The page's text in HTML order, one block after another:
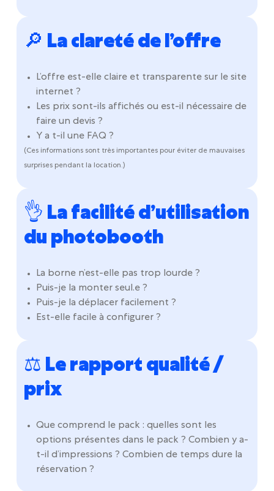
🔎 La clareté de l’offre
L’offre est-elle claire et transparente sur le site
internet ?
Les prix sont-ils affichés ou est-il nécessaire de
faire un devis ?
Y a t-il une FAQ ?
(Ces informations sont très importantes pour éviter de mauvaises
surprises pendant la location.)
👌 La facilité d’utilisation
du photobooth
La borne n’est-elle pas trop lourde ?
Puis-je la monter seul.e ?
Puis-je la déplacer facilement ?
Est-elle facile à configurer ?
⚖️ Le rapport qualité /
prix
Que comprend le pack : quelles sont les
options présentes dans le pack ? Combien y a-
t-il d’impressions ? Combien de temps dure la
réservation ?